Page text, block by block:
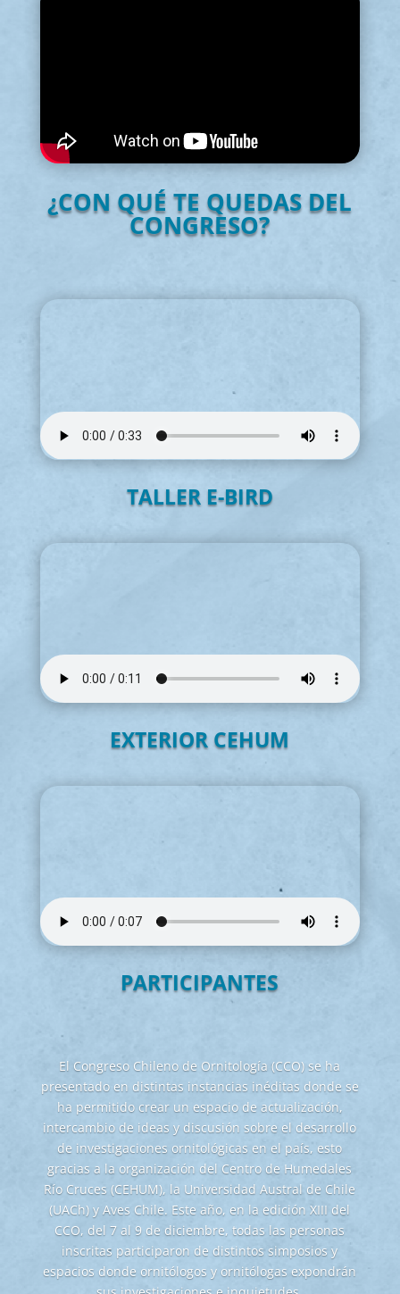
¿CON QUÉ TE QUEDAS DEL
CONGRESO?
TALLER E-BIRD
EXTERIOR CEHUM
PARTICIPANTES
El Congreso Chileno de Ornitología (CCO) se ha
presentado en distintas instancias inéditas donde se
ha permitido crear un espacio de actualización,
intercambio de ideas y discusión sobre el desarrollo
de investigaciones ornitológicas en el país, esto
gracias a la organización del Centro de Humedales
Río Cruces (CEHUM), la Universidad Austral de Chile
(UACh) y Aves Chile. Este año, en la edición XIII del
CCO, del 7 al 9 de diciembre, todas las personas
inscritas participaron de distintos simposios y
espacios donde ornitólogos y ornitólogas expondrán